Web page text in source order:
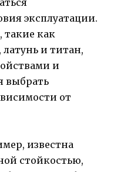
эксплуатации.
такие как
и титан,
и
выбрать
от
известна
стойкостью,